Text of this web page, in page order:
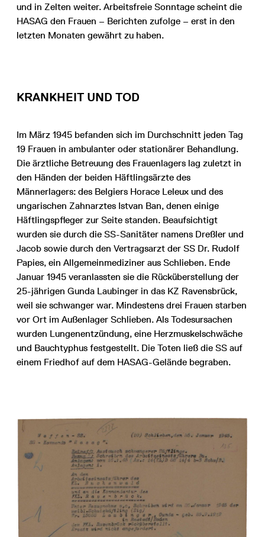
und in Zelten weiter. Arbeitsfreie Sonntage scheint die
HASAG den Frauen – Berichten zufolge – erst in den
letzten Monaten gewährt zu haben.
KRANKHEIT UND TOD
Im März 1945 befanden sich im Durchschnitt jeden Tag
19 Frauen in ambulanter oder stationärer Behandlung.
Die ärztliche Betreuung des Frauenlagers lag zuletzt in
den Händen der beiden Häftlingsärzte des
Männerlagers: des Belgiers Horace Leleux und des
ungarischen Zahnarztes Istvan Ban, denen einige
Häftlingspfleger zur Seite standen. Beaufsichtigt
wurden sie durch die SS-Sanitäter namens Dreßler und
Jacob sowie durch den Vertragsarzt der SS Dr. Rudolf
Papies, ein Allgemeinmediziner aus Schlieben. Ende
Januar 1945 veranlassten sie die Rücküberstellung der
25-jährigen Gunda Laubinger in das KZ Ravensbrück,
weil sie schwanger war. Mindestens drei Frauen starben
vor Ort im Außenlager Schlieben. Als Todesursachen
wurden Lungenentzündung, eine Herzmuskelschwäche
und Bauchtyphus festgestellt. Die Toten ließ die SS auf
einem Friedhof auf dem HASAG-Gelände begraben.